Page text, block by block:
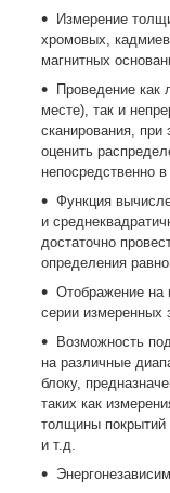
Измерение
хромовых,
магнитных
Проведение как
месте), так и
сканирования, при
оценить
непосредственно
Функция
и
достаточно
определения
Отображение на
серии измеренных
Возможность
на различные
блоку,
таких как
толщины
и т.д.